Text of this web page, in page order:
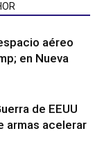
aéreo
en Nueva
de EEUU
armas acelerar